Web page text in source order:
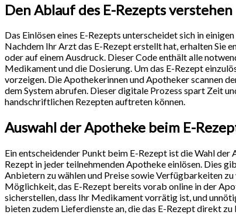
Den Ablauf des E-Rezepts verstehen
Das Einlösen eines E-Rezepts unterscheidet sich in
Nachdem Ihr Arzt das E-Rezept erstellt hat, erhalten Sie
oder auf einem Ausdruck. Dieser Code enthält alle
Medikament und die Dosierung. Um das E-Rezept
vorzeigen. Die Apothekerinnen und Apotheker scannen
dem System abrufen. Dieser digitale Prozess spart Zeit
handschriftlichen Rezepten auftreten können.
Auswahl der Apotheke beim E-
Ein entscheidender Punkt beim E-Rezept ist die Wahl der
Rezept in jeder teilnehmenden Apotheke einlösen. Dies
Anbietern zu wählen und Preise sowie Verfügbarkeiten
Möglichkeit, das E-Rezept bereits vorab online in der
sicherstellen, dass Ihr Medikament vorrätig ist, und
bieten zudem Lieferdienste an, die das E-Rezept direkt zu